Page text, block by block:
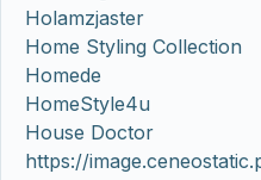
Holamzjaster
Home Styling Collection
Homede
HomeStyle4u
House Doctor
https://